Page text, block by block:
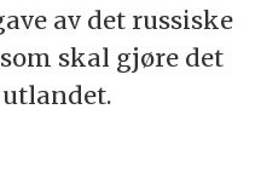
av det russiske
skal gjøre det